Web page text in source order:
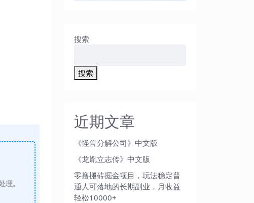
理。
搜索
搜索
近期文章
《怪兽分解公司》中文版
《龙胤立志传》中文版
零撸搬砖掘金项目，玩法稳定普
通人可落地的长期副业，月收益
轻松10000+